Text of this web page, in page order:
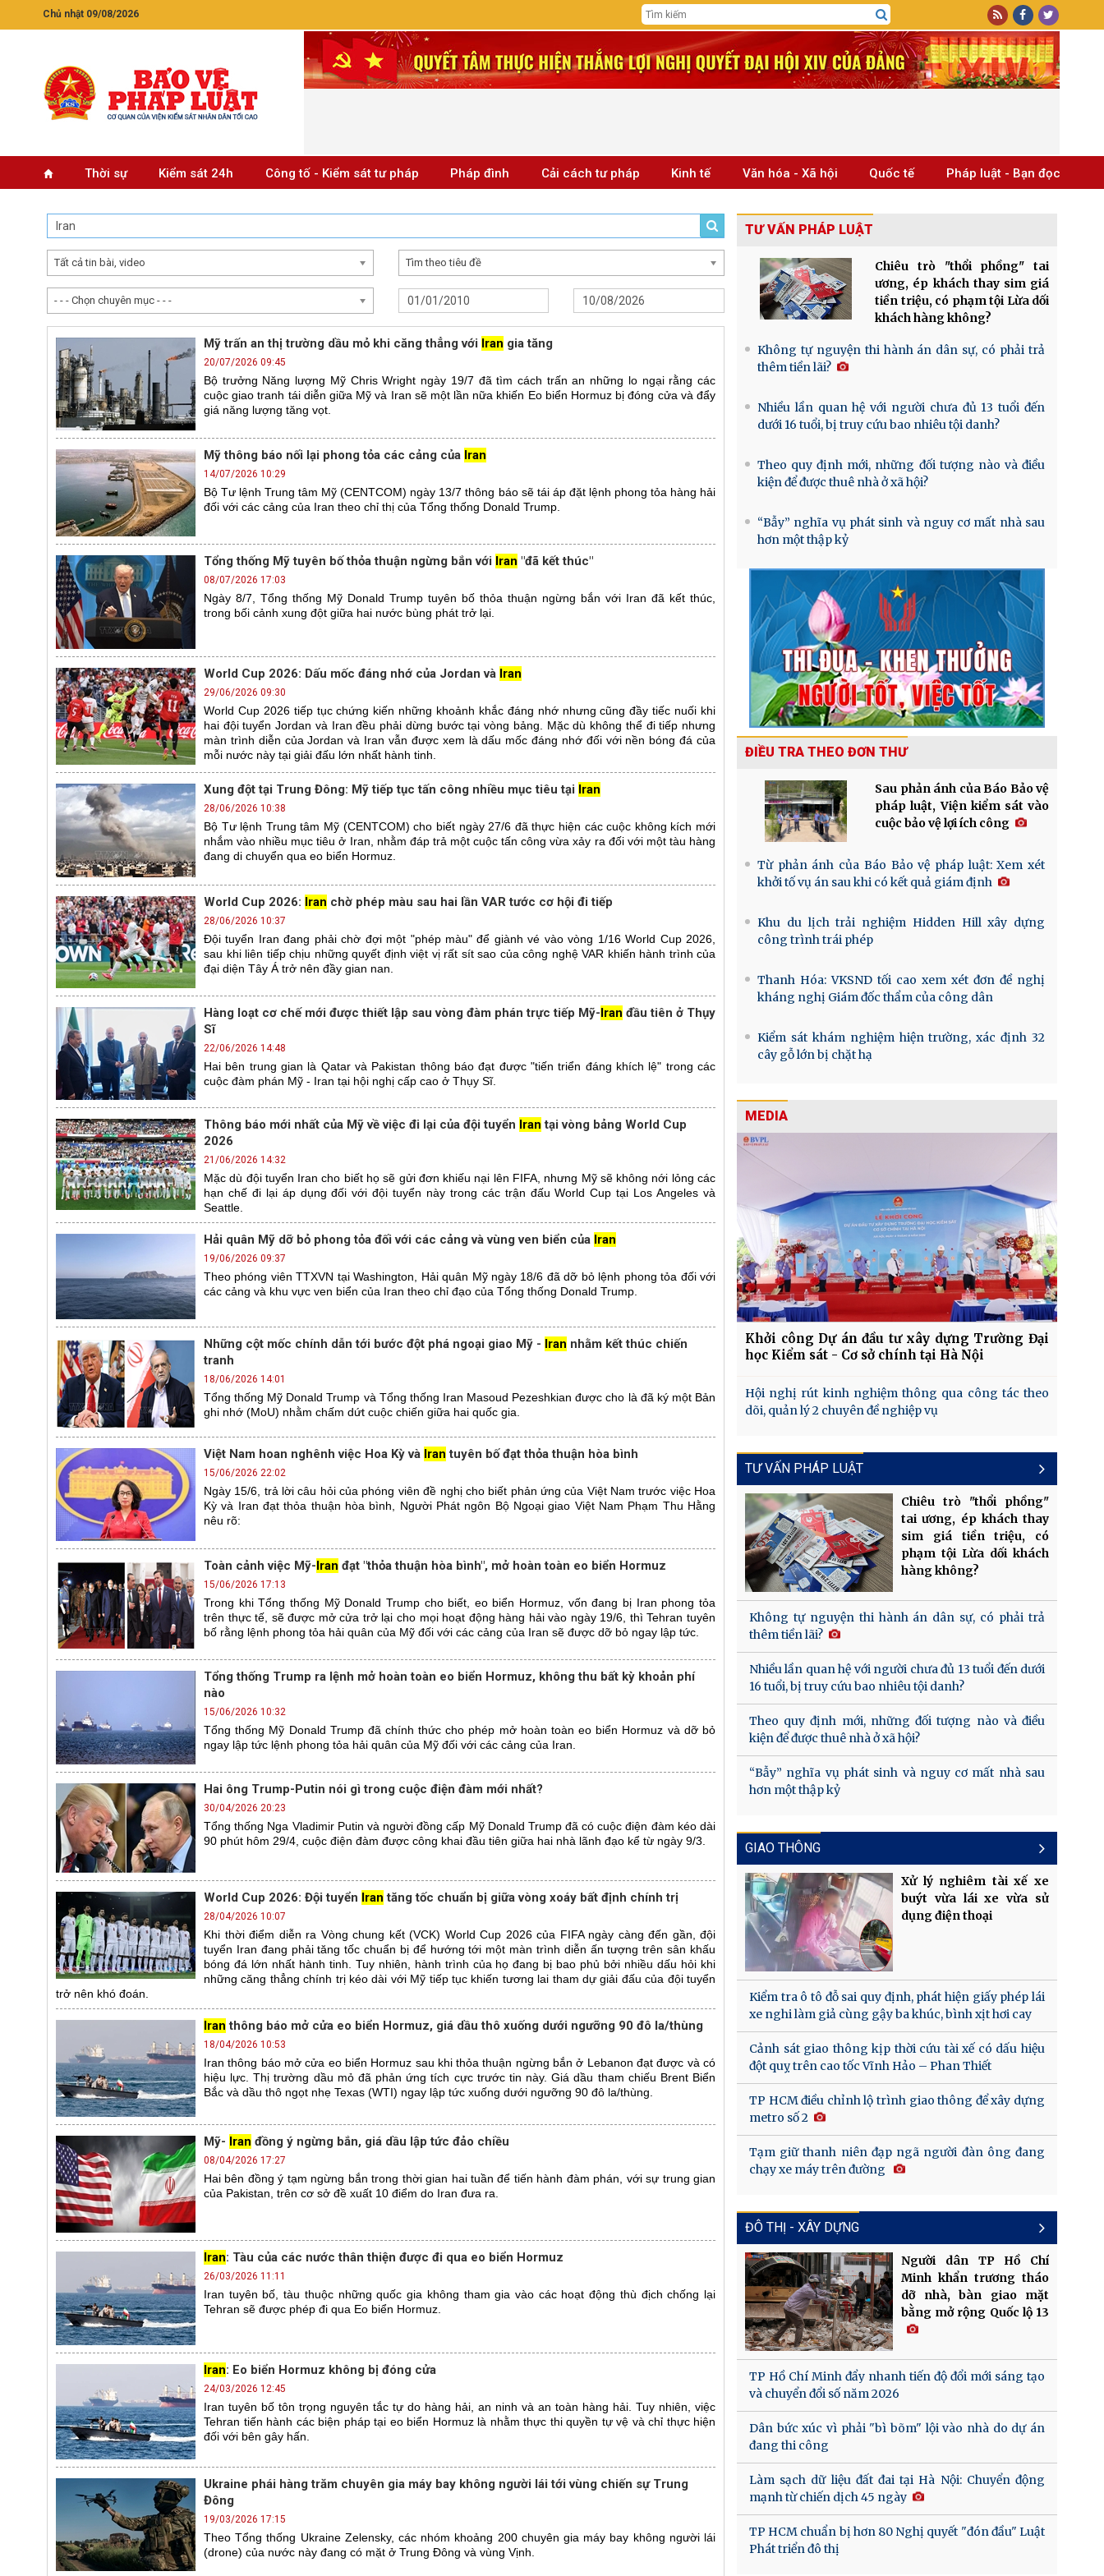
Chủ nhật 09/08/2026
Thời sự Kiểm sát 24h Công tố - Kiểm sát tư pháp Pháp đình Cải cách tư pháp Kinh tế Văn hóa - Xã hội Quốc tế Pháp luật - Bạn đọc
Tất cả tin bài, video Tìm theo tiêu đề
- - - Chọn chuyên mục - - -
Mỹ trấn an thị trường dầu mỏ khi căng thẳng với Iran gia tăng
20/07/2026 09:45
Bộ trưởng Năng lượng Mỹ Chris Wright ngày 19/7 đã tìm cách trấn an những lo ngại rằng các
cuộc giao tranh tái diễn giữa Mỹ và Iran sẽ một lần nữa khiến Eo biển Hormuz bị đóng cửa và đẩy
giá năng lượng tăng vọt.
Mỹ thông báo nối lại phong tỏa các cảng của Iran
14/07/2026 10:29
Bộ Tư lệnh Trung tâm Mỹ (CENTCOM) ngày 13/7 thông báo sẽ tái áp đặt lệnh phong tỏa hàng hải
đối với các cảng của Iran theo chỉ thị của Tổng thống Donald Trump.
Tổng thống Mỹ tuyên bố thỏa thuận ngừng bắn với Iran "đã kết thúc"
08/07/2026 17:03
Ngày 8/7, Tổng thống Mỹ Donald Trump tuyên bố thỏa thuận ngừng bắn với Iran đã kết thúc,
trong bối cảnh xung đột giữa hai nước bùng phát trở lại.
World Cup 2026: Dấu mốc đáng nhớ của Jordan và Iran
29/06/2026 09:30
World Cup 2026 tiếp tục chứng kiến những khoảnh khắc đáng nhớ nhưng cũng đầy tiếc nuối khi
hai đội tuyển Jordan và Iran đều phải dừng bước tại vòng bảng. Mặc dù không thể đi tiếp nhưng
màn trình diễn của Jordan và Iran vẫn được xem là dấu mốc đáng nhớ đối với nền bóng đá của
mỗi nước này tại giải đấu lớn nhất hành tinh.
Xung đột tại Trung Đông: Mỹ tiếp tục tấn công nhiều mục tiêu tại Iran
28/06/2026 10:38
Bộ Tư lệnh Trung tâm Mỹ (CENTCOM) cho biết ngày 27/6 đã thực hiện các cuộc không kích mới
nhắm vào nhiều mục tiêu ở Iran, nhằm đáp trả một cuộc tấn công vừa xảy ra đối với một tàu hàng
đang di chuyển qua eo biển Hormuz.
World Cup 2026: Iran chờ phép màu sau hai lần VAR tước cơ hội đi tiếp
28/06/2026 10:37
Đội tuyển Iran đang phải chờ đợi một "phép màu" để giành vé vào vòng 1/16 World Cup 2026,
sau khi liên tiếp chịu những quyết định việt vị rất sít sao của công nghệ VAR khiến hành trình của
đại diện Tây Á trở nên đầy gian nan.
Hàng loạt cơ chế mới được thiết lập sau vòng đàm phán trực tiếp Mỹ-Iran đầu tiên ở Thụy
Sĩ
22/06/2026 14:48
Hai bên trung gian là Qatar và Pakistan thông báo đạt được "tiến triển đáng khích lệ" trong các
cuộc đàm phán Mỹ - Iran tại hội nghị cấp cao ở Thụy Sĩ.
Thông báo mới nhất của Mỹ về việc đi lại của đội tuyển Iran tại vòng bảng World Cup
2026
21/06/2026 14:32
Mặc dù đội tuyển Iran cho biết họ sẽ gửi đơn khiếu nại lên FIFA, nhưng Mỹ sẽ không nới lỏng các
hạn chế đi lại áp dụng đối với đội tuyển này trong các trận đấu World Cup tại Los Angeles và
Seattle.
Hải quân Mỹ dỡ bỏ phong tỏa đối với các cảng và vùng ven biển của Iran
19/06/2026 09:37
Theo phóng viên TTXVN tại Washington, Hải quân Mỹ ngày 18/6 đã dỡ bỏ lệnh phong tỏa đối với
các cảng và khu vực ven biển của Iran theo chỉ đạo của Tổng thống Donald Trump.
Những cột mốc chính dẫn tới bước đột phá ngoại giao Mỹ - Iran nhằm kết thúc chiến
tranh
18/06/2026 14:01
Tổng thống Mỹ Donald Trump và Tổng thống Iran Masoud Pezeshkian được cho là đã ký một Bản
ghi nhớ (MoU) nhằm chấm dứt cuộc chiến giữa hai quốc gia.
Việt Nam hoan nghênh việc Hoa Kỳ và Iran tuyên bố đạt thỏa thuận hòa bình
15/06/2026 22:02
Ngày 15/6, trả lời câu hỏi của phóng viên đề nghị cho biết phản ứng của Việt Nam trước việc Hoa
Kỳ và Iran đạt thỏa thuận hòa bình, Người Phát ngôn Bộ Ngoại giao Việt Nam Phạm Thu Hằng
nêu rõ:
Toàn cảnh việc Mỹ-Iran đạt "thỏa thuận hòa bình", mở hoàn toàn eo biển Hormuz
15/06/2026 17:13
Trong khi Tổng thống Mỹ Donald Trump cho biết, eo biển Hormuz, vốn đang bị Iran phong tỏa
trên thực tế, sẽ được mở cửa trở lại cho mọi hoạt động hàng hải vào ngày 19/6, thì Tehran tuyên
bố rằng lệnh phong tỏa hải quân của Mỹ đối với các cảng của Iran sẽ được dỡ bỏ ngay lập tức.
Tổng thống Trump ra lệnh mở hoàn toàn eo biển Hormuz, không thu bất kỳ khoản phí
nào
15/06/2026 10:32
Tổng thống Mỹ Donald Trump đã chính thức cho phép mở hoàn toàn eo biển Hormuz và dỡ bỏ
ngay lập tức lệnh phong tỏa hải quân của Mỹ đối với các cảng của Iran.
Hai ông Trump-Putin nói gì trong cuộc điện đàm mới nhất?
30/04/2026 20:23
Tổng thống Nga Vladimir Putin và người đồng cấp Mỹ Donald Trump đã có cuộc điện đàm kéo dài
90 phút hôm 29/4, cuộc điện đàm được công khai đầu tiên giữa hai nhà lãnh đạo kể từ ngày 9/3.
World Cup 2026: Đội tuyển Iran tăng tốc chuẩn bị giữa vòng xoáy bất định chính trị
28/04/2026 10:07
Khi thời điểm diễn ra Vòng chung kết (VCK) World Cup 2026 của FIFA ngày càng đến gần, đội
tuyển Iran đang phải tăng tốc chuẩn bị để hướng tới một màn trình diễn ấn tượng trên sân khấu
bóng đá lớn nhất hành tinh. Tuy nhiên, hành trình của họ đang bị bao phủ bởi nhiều dấu hỏi khi
những căng thẳng chính trị kéo dài với Mỹ tiếp tục khiến tương lai tham dự giải đấu của đội tuyển
trở nên khó đoán.
Iran thông báo mở cửa eo biển Hormuz, giá dầu thô xuống dưới ngưỡng 90 đô la/thùng
18/04/2026 10:53
Iran thông báo mở cửa eo biển Hormuz sau khi thỏa thuận ngừng bắn ở Lebanon đạt được và có
hiệu lực. Thị trường dầu mỏ đã phản ứng tích cực trước tin này. Giá dầu tham chiếu Brent Biển
Bắc và dầu thô ngọt nhẹ Texas (WTI) ngay lập tức xuống dưới ngưỡng 90 đô la/thùng.
Mỹ- Iran đồng ý ngừng bắn, giá dầu lập tức đảo chiều
08/04/2026 17:27
Hai bên đồng ý tạm ngừng bắn trong thời gian hai tuần để tiến hành đàm phán, với sự trung gian
của Pakistan, trên cơ sở đề xuất 10 điểm do Iran đưa ra.
Iran: Tàu của các nước thân thiện được đi qua eo biển Hormuz
26/03/2026 11:11
Iran tuyên bố, tàu thuộc những quốc gia không tham gia vào các hoạt động thù địch chống lại
Tehran sẽ được phép đi qua Eo biển Hormuz.
Iran: Eo biển Hormuz không bị đóng cửa
24/03/2026 12:45
Iran tuyên bố tôn trọng nguyên tắc tự do hàng hải, an ninh và an toàn hàng hải. Tuy nhiên, việc
Tehran tiến hành các biện pháp tại eo biển Hormuz là nhằm thực thi quyền tự vệ và chỉ thực hiện
đối với bên gây hấn.
Ukraine phái hàng trăm chuyên gia máy bay không người lái tới vùng chiến sự Trung
Đông
19/03/2026 17:15
Theo Tổng thống Ukraine Zelensky, các nhóm khoảng 200 chuyên gia máy bay không người lái
(drone) của nước này đang có mặt ở Trung Đông và vùng Vịnh.
TƯ VẤN PHÁP LUẬT
Chiêu trò "thổi phồng" tai
ương, ép khách thay sim giá
tiền triệu, có phạm tội Lừa dối
khách hàng không?
Không tự nguyện thi hành án dân sự, có phải trả
thêm tiền lãi?
Nhiều lần quan hệ với người chưa đủ 13 tuổi đến
dưới 16 tuổi, bị truy cứu bao nhiêu tội danh?
Theo quy định mới, những đối tượng nào và điều
kiện để được thuê nhà ở xã hội?
“Bẫy” nghĩa vụ phát sinh và nguy cơ mất nhà sau
hơn một thập kỷ
ĐIỀU TRA THEO ĐƠN THƯ
Sau phản ánh của Báo Bảo vệ
pháp luật, Viện kiểm sát vào
cuộc bảo vệ lợi ích công
Từ phản ánh của Báo Bảo vệ pháp luật: Xem xét
khởi tố vụ án sau khi có kết quả giám định
Khu du lịch trải nghiệm Hidden Hill xây dựng
công trình trái phép
Thanh Hóa: VKSND tối cao xem xét đơn đề nghị
kháng nghị Giám đốc thẩm của công dân
Kiểm sát khám nghiệm hiện trường, xác định 32
cây gỗ lớn bị chặt hạ
MEDIA
Khởi công Dự án đầu tư xây dựng Trường Đại
học Kiểm sát - Cơ sở chính tại Hà Nội
Hội nghị rút kinh nghiệm thông qua công tác theo
dõi, quản lý 2 chuyên đề nghiệp vụ
TƯ VẤN PHÁP LUẬT
Chiêu trò "thổi phồng"
tai ương, ép khách thay
sim giá tiền triệu, có
phạm tội Lừa dối khách
hàng không?
Không tự nguyện thi hành án dân sự, có phải trả
thêm tiền lãi?
Nhiều lần quan hệ với người chưa đủ 13 tuổi đến dưới
16 tuổi, bị truy cứu bao nhiêu tội danh?
Theo quy định mới, những đối tượng nào và điều
kiện để được thuê nhà ở xã hội?
“Bẫy” nghĩa vụ phát sinh và nguy cơ mất nhà sau
hơn một thập kỷ
GIAO THÔNG
Xử lý nghiêm tài xế xe
buýt vừa lái xe vừa sử
dụng điện thoại
Kiểm tra ô tô đỗ sai quy định, phát hiện giấy phép lái
xe nghi làm giả cùng gậy ba khúc, bình xịt hơi cay
Cảnh sát giao thông kịp thời cứu tài xế có dấu hiệu
đột quỵ trên cao tốc Vĩnh Hảo – Phan Thiết
TP HCM điều chỉnh lộ trình giao thông để xây dựng
metro số 2
Tạm giữ thanh niên đạp ngã người đàn ông đang
chạy xe máy trên đường
ĐÔ THỊ - XÂY DỰNG
Người dân TP Hồ Chí
Minh khẩn trương tháo
dỡ nhà, bàn giao mặt
bằng mở rộng Quốc lộ 13
TP Hồ Chí Minh đẩy nhanh tiến độ đổi mới sáng tạo
và chuyển đổi số năm 2026
Dân bức xúc vì phải "bì bõm" lội vào nhà do dự án
đang thi công
Làm sạch dữ liệu đất đai tại Hà Nội: Chuyển động
mạnh từ chiến dịch 45 ngày
TP HCM chuẩn bị hơn 80 Nghị quyết "đón đầu" Luật
Phát triển đô thị